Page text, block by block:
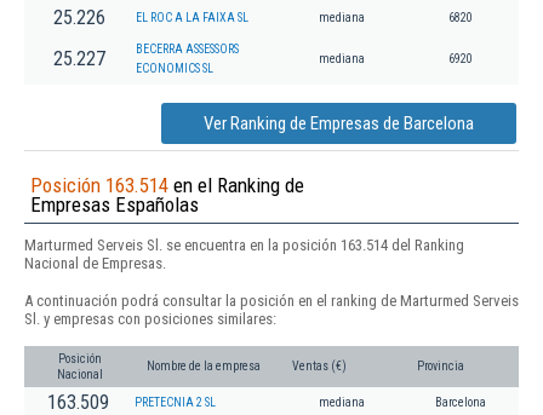
25.226 EL ROC A LA FAIXA SL mediana 6820
25.227
BECERRA ASSESSORS
ECONOMICS SL
mediana 6920
Ver Ranking de Empresas de Barcelona
Posición 163.514 en el Ranking de
Empresas Españolas
Marturmed Serveis Sl. se encuentra en la posición 163.514 del Ranking
Nacional de Empresas.
A continuación podrá consultar la posición en el ranking de Marturmed Serveis
Sl. y empresas con posiciones similares:
Posición
Nacional
Nombre de la empresa Ventas (€) Provincia
163.509 PRETECNIA 2 SL mediana Barcelona